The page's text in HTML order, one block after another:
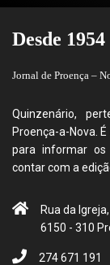
Desde 1954
Jornal de Proença –
Quinzenário,
Proença-a-Nova.
para informar os
contar com a
Rua da
6150 - 310
274 671 191